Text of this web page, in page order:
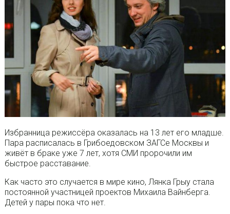
Избранница режиссёра оказалась на 13 лет его младше.
Пара расписалась в Грибоедовском ЗАГСе Москвы и
живёт в браке уже 7 лет, хотя СМИ пророчили им
быстрое расставание.
Как часто это случается в мире кино, Лянка Грыу стала
постоянной участницей проектов Михаила Вайнберга.
Детей у пары пока что нет.